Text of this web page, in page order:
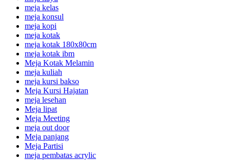
meja kelas
meja konsul
meja kopi
meja kotak
meja kotak 180x80cm
meja kotak ibm
Meja Kotak Melamin
meja kuliah
meja kursi bakso
Meja Kursi Hajatan
meja lesehan
Meja lipat
Meja Meeting
meja out door
Meja panjang
Meja Partisi
meja pembatas acrylic